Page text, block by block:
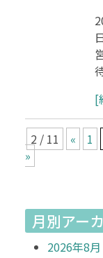
[
2 / 11 « 1
»
月別アー
2026年8月